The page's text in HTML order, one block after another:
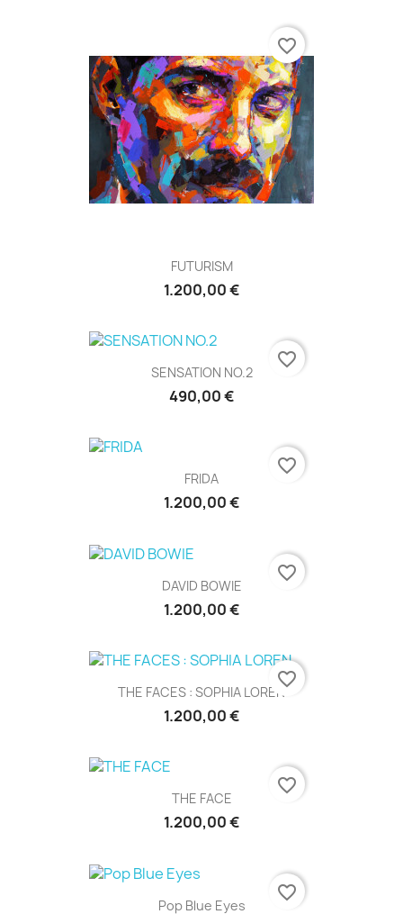
FUTURISM
1.200,00 €
favorite_border
SENSATION NO.2
490,00 €
favorite_border
FRIDA
1.200,00 €
favorite_border
DAVID BOWIE
1.200,00 €
favorite_border
THE FACES : SOPHIA LOREN
1.200,00 €
favorite_border
THE FACE
1.200,00 €
favorite_border
Pop Blue Eyes
favorite_border